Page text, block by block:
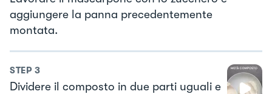
aggiungere la panna precedentemente
montata.
STEP 3
Dividere il composto in due parti uguali e